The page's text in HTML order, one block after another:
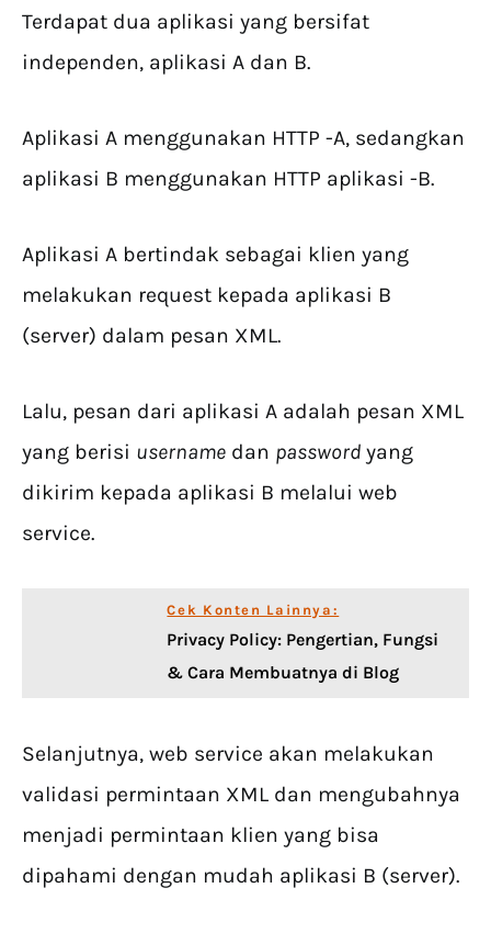
Terdapat dua aplikasi yang bersifat
independen, aplikasi A dan B.
Aplikasi A menggunakan HTTP -A, sedangkan
aplikasi B menggunakan HTTP aplikasi -B.
Aplikasi A bertindak sebagai klien yang
melakukan request kepada aplikasi B
(server) dalam pesan XML.
Lalu, pesan dari aplikasi A adalah pesan XML
yang berisi username dan password yang
dikirim kepada aplikasi B melalui web
service.
Cek Konten Lainnya:
Privacy Policy: Pengertian, Fungsi
& Cara Membuatnya di Blog
Selanjutnya, web service akan melakukan
validasi permintaan XML dan mengubahnya
menjadi permintaan klien yang bisa
dipahami dengan mudah aplikasi B (server).